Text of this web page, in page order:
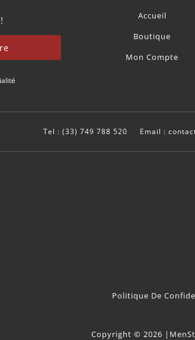
Accueil
Boutique
Mon Compte
Tel : (33) 749 788 520 Email :
Politique De
Copyright © 2026